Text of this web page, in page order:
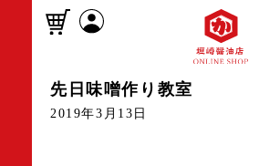
先日味噌作り教室
2019年3月13日